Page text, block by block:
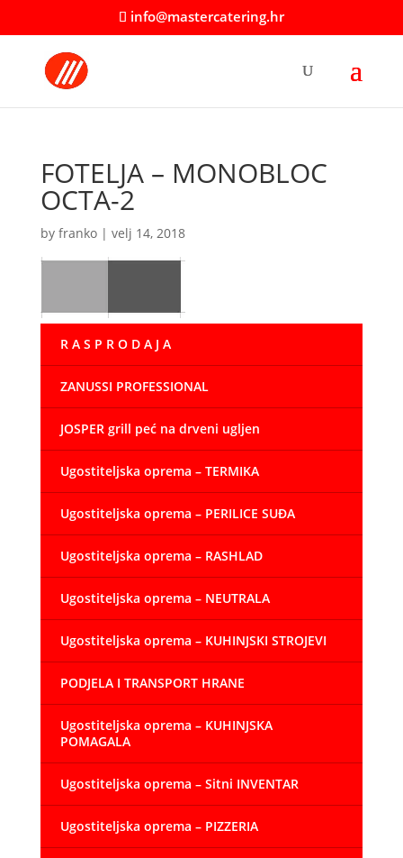
info@mastercatering.hr
FOTELJA – MONOBLOC
OCTA-2
by franko| velj 14, 2018
R A S P R O D A J A
ZANUSSI PROFESSIONAL
JOSPER grill peć na drveni ugljen
Ugostiteljska oprema – TERMIKA
Ugostiteljska oprema – PERILICE SUĐA
Ugostiteljska oprema – RASHLAD
Ugostiteljska oprema – NEUTRALA
Ugostiteljska oprema – KUHINJSKI STROJEVI
PODJELA I TRANSPORT HRANE
Ugostiteljska oprema – KUHINJSKA
POMAGALA
Ugostiteljska oprema – Sitni INVENTAR
Ugostiteljska oprema – PIZZERIA